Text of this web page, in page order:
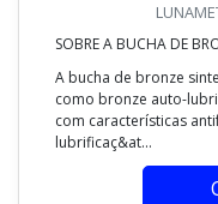
SOBRE A BUCHA DE
A bucha de bronze
como bronze auto-
com características
lubrificaç&at...